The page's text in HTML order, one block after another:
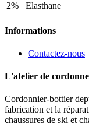
2%
Elasthane
Informations
Contactez-nous
L'atelier de
Cordonnier-bottier
fabrication et la
chaussures de ski et